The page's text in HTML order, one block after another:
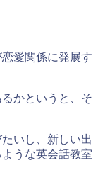
愛関係に発展す
かというと、そ
いし、新しい出
うな英会話教室